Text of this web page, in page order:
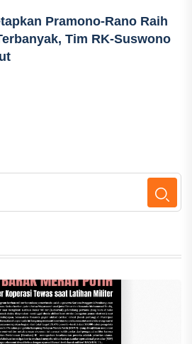
Pramono-Rano Raih
Tim RK-Suswono